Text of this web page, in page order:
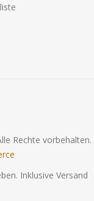
Rechte vorbehalten.
Inklusive Versand